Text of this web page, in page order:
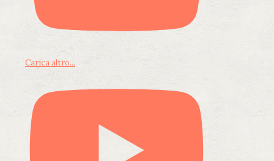
Carica altro...